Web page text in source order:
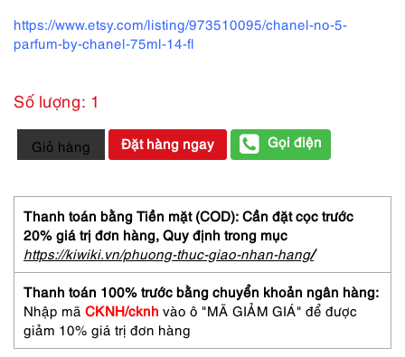
https://www.etsy.com/listing/973510095/chanel-no-5-
parfum-by-chanel-75ml-14-fl
Số lượng: 1
2947-
CHANEL
19
Parfum
Vaporasiteur
7.5ml-
Nước
hoa
nữ-
Chưa
sử
Giỏ hàng Đặt hàng ngay Gọi điện
Thanh toán bằng Tiền mặt (COD): Cần đặt cọc trước
20% giá trị đơn hàng, Quy định trong mục
https://kiwiki.vn/phuong-thuc-giao-nhan-hang/
Thanh toán 100% trước bằng chuyển khoản ngân hàng:
Nhập mã CKNH/cknh vào ô "MÃ GIẢM GIÁ" để được
giảm 10% giá trị đơn hàng